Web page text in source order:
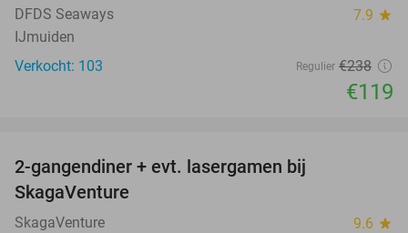
DFDS Seaways 7.9 star
IJmuiden
Verkocht: 103
Regulier €238
€119
2-gangendiner + evt. lasergamen bij
SkagaVenture
SkagaVenture 9.6 star